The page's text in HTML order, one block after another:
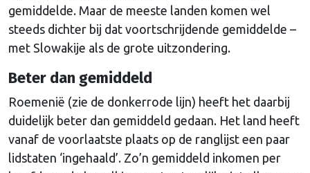
gemiddelde. Maar de meeste landen komen wel
steeds dichter bij dat voortschrijdende gemiddelde –
met Slowakije als de grote uitzondering.
Beter dan gemiddeld
Roemenië (zie de donkerrode lijn) heeft het daarbij
duidelijk beter dan gemiddeld gedaan. Het land heeft
vanaf de voorlaatste plaats op de ranglijst een paar
lidstaten ‘ingehaald’. Zo’n gemiddeld inkomen per